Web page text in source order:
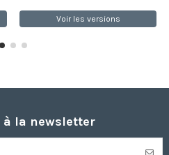
Voir les versions
la newsletter